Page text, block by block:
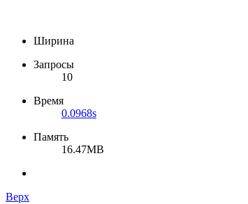
Ширина
Запросы
10
Время
0.0968s
Память
16.47MB
Верх